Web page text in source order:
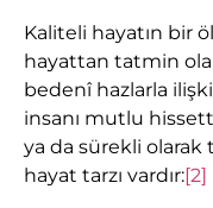
Kaliteli hayatın bir
hayattan tatmin
bedenî hazlarla
insanı mutlu
ya da sürekli olarak
hayat tarzı vardır:[2]